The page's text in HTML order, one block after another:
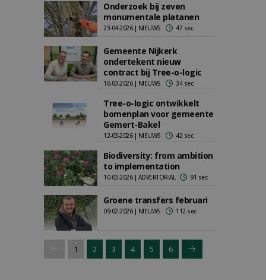
Onderzoek bij zeven
monumentale platanen
23-04-2026 | NIEUWS 47 sec
Gemeente Nijkerk
ondertekent nieuw
contract bij Tree-o-logic
16-03-2026 | NIEUWS 34 sec
Tree-o-logic ontwikkelt
bomenplan voor gemeente
Gemert-Bakel
12-03-2026 | NIEUWS 42 sec
Biodiversity: from ambition
to implementation
10-03-2026 | ADVERTORIAL 91 sec
Groene transfers februari
09-02-2026 | NIEUWS 112 sec
1 2 3 4 5 6